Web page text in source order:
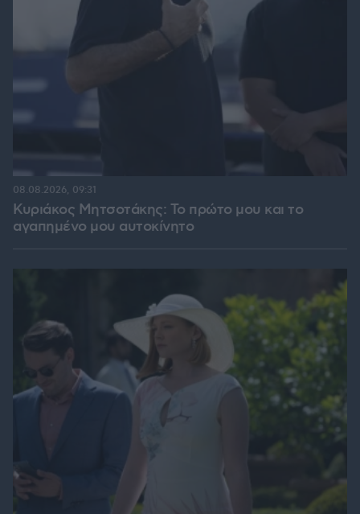
Κυριάκος Μητσοτάκης: Το πρώτο μου και το
αγαπημένο μου αυτοκίνητο
08.08.2026, 09:31